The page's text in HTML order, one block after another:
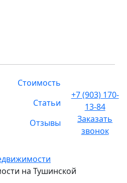
Стоимость
Статьи
Отзывы
+7 (903) 170-
13-84
Заказать
звонок
на Тушинской